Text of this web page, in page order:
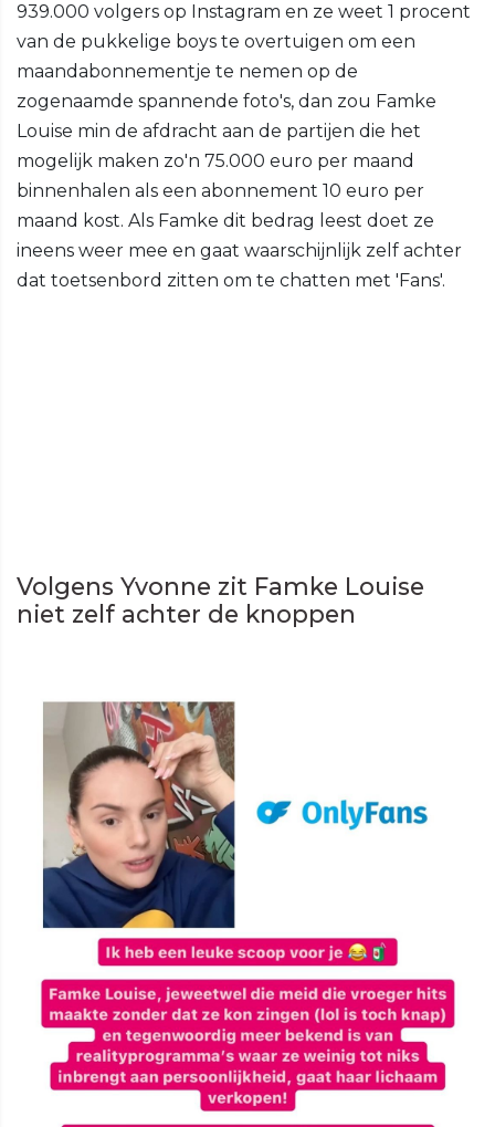
939.000 volgers op Instagram en ze weet 1 procent
van de pukkelige boys te overtuigen om een
maandabonnementje te nemen op de
zogenaamde spannende foto's, dan zou Famke
Louise min de afdracht aan de partijen die het
mogelijk maken zo'n 75.000 euro per maand
binnenhalen als een abonnement 10 euro per
maand kost. Als Famke dit bedrag leest doet ze
ineens weer mee en gaat waarschijnlijk zelf achter
dat toetsenbord zitten om te chatten met 'Fans'.
Volgens Yvonne zit Famke Louise
niet zelf achter de knoppen